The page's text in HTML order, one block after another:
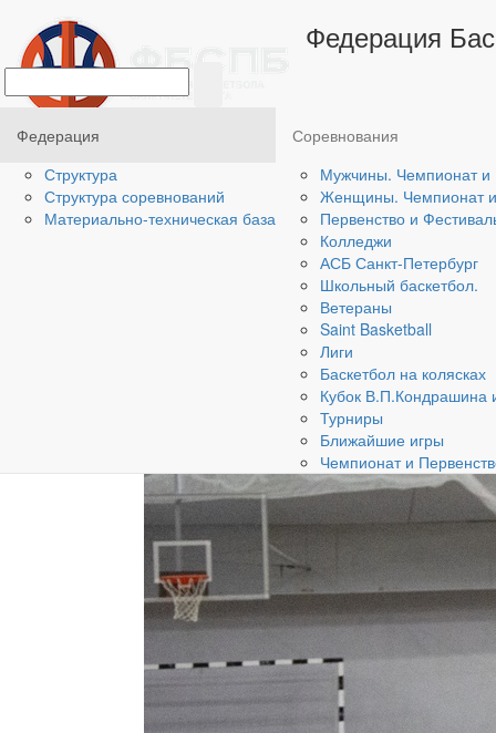
Федерация
Федерация
Структура
Структура соревнований
Материально-техническая база
Соревнования
Мужчины. Чемпионат и
Женщины. Чемпионат и
Первенство и
Колледжи
АСБ Санкт-Петербург
Школьный баскетбол.
Ветераны
Saint Basketball
Лиги
Баскетбол на колясках
Кубок В.П.Кондрашина
Турниры
Ближайшие игры
Чемпионат и
С/З "ГМТУ"